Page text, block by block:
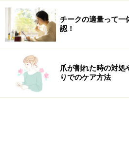
チークの適量って一
認！
爪が割れた時の対処
りでのケア方法